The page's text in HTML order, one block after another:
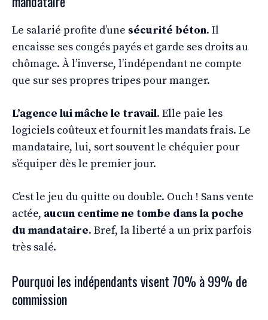
Le salarié profite d’une sécurité béton. Il
encaisse ses congés payés et garde ses droits au
chômage. À l’inverse, l’indépendant ne compte
que sur ses propres tripes pour manger.
L’agence lui mâche le travail. Elle paie les
logiciels coûteux et fournit les mandats frais. Le
mandataire, lui, sort souvent le chéquier pour
s’équiper dès le premier jour.
C’est le jeu du quitte ou double. Ouch ! Sans vente
actée, aucun centime ne tombe dans la poche
du mandataire. Bref, la liberté a un prix parfois
très salé.
Pourquoi les indépendants visent 70% à 99% de
commission